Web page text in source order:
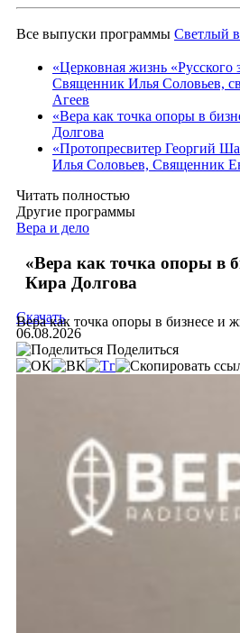
Все выпуски программы Светлый
«Церковная жизнь
Священник Илья Соловьев,
Агеев
«Вера как точка опоры в
Долгова
«Протопресвитер Георгий
Илья Соловьев, Священник
Читать полностью
Другие программы
Вера и дело
«Вера как точка опоры в
Кира Долгова
Вера как точка опоры в бизнесе и
Скачать
06.08.2026
Поделиться